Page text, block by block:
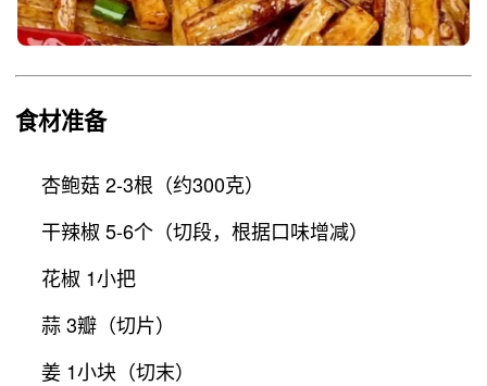
食材准备
杏鲍菇 2-3根（约300克）
干辣椒 5-6个（切段，根据口味增减）
花椒 1小把
蒜 3瓣（切片）
姜 1小块（切末）